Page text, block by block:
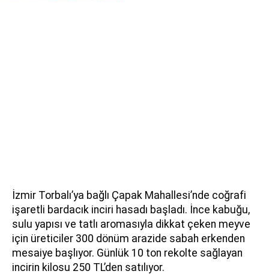
İzmir Torbalı’ya bağlı Çapak Mahallesi’nde coğrafi
işaretli bardacık inciri hasadı başladı. İnce kabuğu,
sulu yapısı ve tatlı aromasıyla dikkat çeken meyve
için üreticiler 300 dönüm arazide sabah erkenden
mesaiye başlıyor. Günlük 10 ton rekolte sağlayan
incirin kilosu 250 TL’den satılıyor.